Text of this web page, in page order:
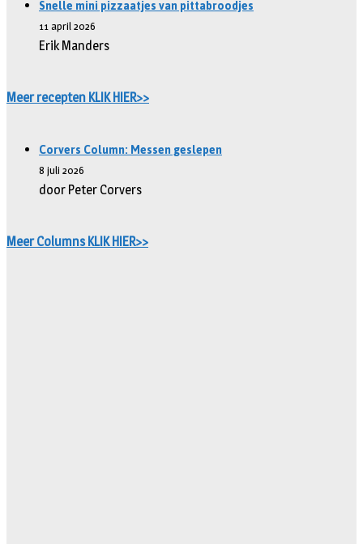
Snelle mini pizzaatjes van pittabroodjes
11 april 2026
Erik Manders
Meer recepten KLIK HIER>>
Corvers Column: Messen geslepen
8 juli 2026
door Peter Corvers
Meer Columns KLIK HIER>>